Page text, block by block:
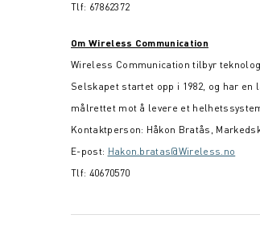
Tlf: 67862372
Om Wireless Communication
Wireless Communication tilbyr
Selskapet startet opp i 1982, og har
målrettet mot å levere et
Kontaktperson: Håkon Bratås,
E-post: Hakon.bratas@Wireless.no
Tlf: 40670570